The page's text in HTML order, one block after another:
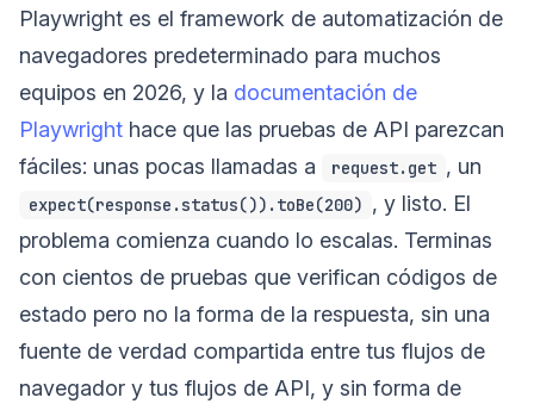
Playwright es el framework de automatización de
navegadores predeterminado para muchos
equipos en 2026, y la documentación de
Playwright hace que las pruebas de API parezcan
fáciles: unas pocas llamadas a
request.get , un
expect(response.status()).toBe(200) , y listo. El
problema comienza cuando lo escalas. Terminas
con cientos de pruebas que verifican códigos de
estado pero no la forma de la respuesta, sin una
fuente de verdad compartida entre tus flujos de
navegador y tus flujos de API, y sin forma de